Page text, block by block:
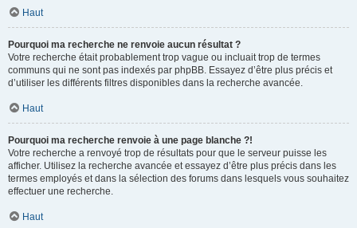
Haut
Pourquoi ma recherche ne renvoie aucun résultat ?
Votre recherche était probablement trop vague ou incluait trop de termes
communs qui ne sont pas indexés par phpBB. Essayez d’être plus précis et
d’utiliser les différents filtres disponibles dans la recherche avancée.
Haut
Pourquoi ma recherche renvoie à une page blanche ?!
Votre recherche a renvoyé trop de résultats pour que le serveur puisse les
afficher. Utilisez la recherche avancée et essayez d’être plus précis dans les
termes employés et dans la sélection des forums dans lesquels vous souhaitez
effectuer une recherche.
Haut